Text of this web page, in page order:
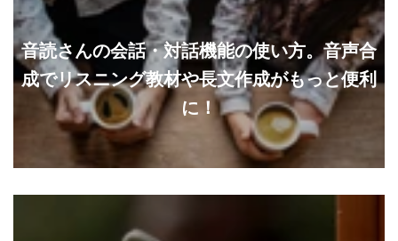
音読さんの会話・対話機能の使い方。音声合
成でリスニング教材や長文作成がもっと便利
に！